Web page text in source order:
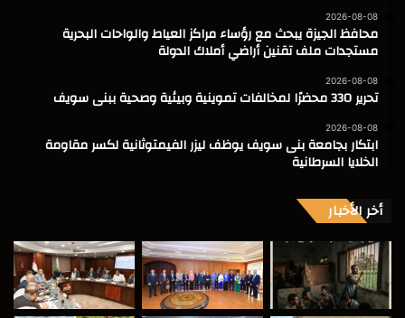
2026-08-08
محافظ الجيزة يبحث مع رؤساء مراكز العياط والواحات البحرية
مستجدات ملف تقنين أراضي أملاك الدولة
2026-08-08
تحرير 330 محضرًا لمخالفات تموينية وبيئية وصحية ببنى سويف
2026-08-08
ابتكار بجامعة بنى سويف يوظف ليزر الفيمتوثانية لكسر مقاومة
الخلايا السرطانية
أخر الأخبار